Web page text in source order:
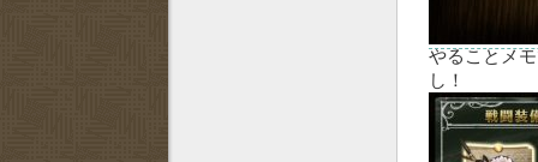
やることメ
し！